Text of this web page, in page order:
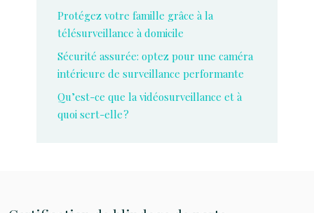
Protégez votre famille grâce à la
télésurveillance à domicile
Sécurité assurée: optez pour une caméra
intérieure de surveillance performante
Qu’est-ce que la vidéosurveillance et à
quoi sert-elle ?